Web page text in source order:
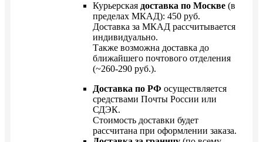
Курьерская доставка по Москве (в
пределах МКАД): 450 руб.
Доставка за МКАД рассчитывается
индивидуально.
Также возможна доставка до
ближайшего почтового отделения
(~260-290 руб.).
Доставка по РФ осуществляется
средствами Почты России или
СДЭК.
Стоимость доставки будет
рассчитана при оформлении заказа.